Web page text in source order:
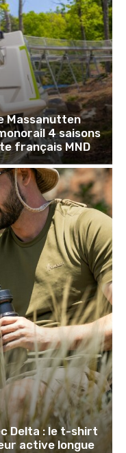
Massanutten
4 saisons
français MND
Delta : le t-shirt
active longue